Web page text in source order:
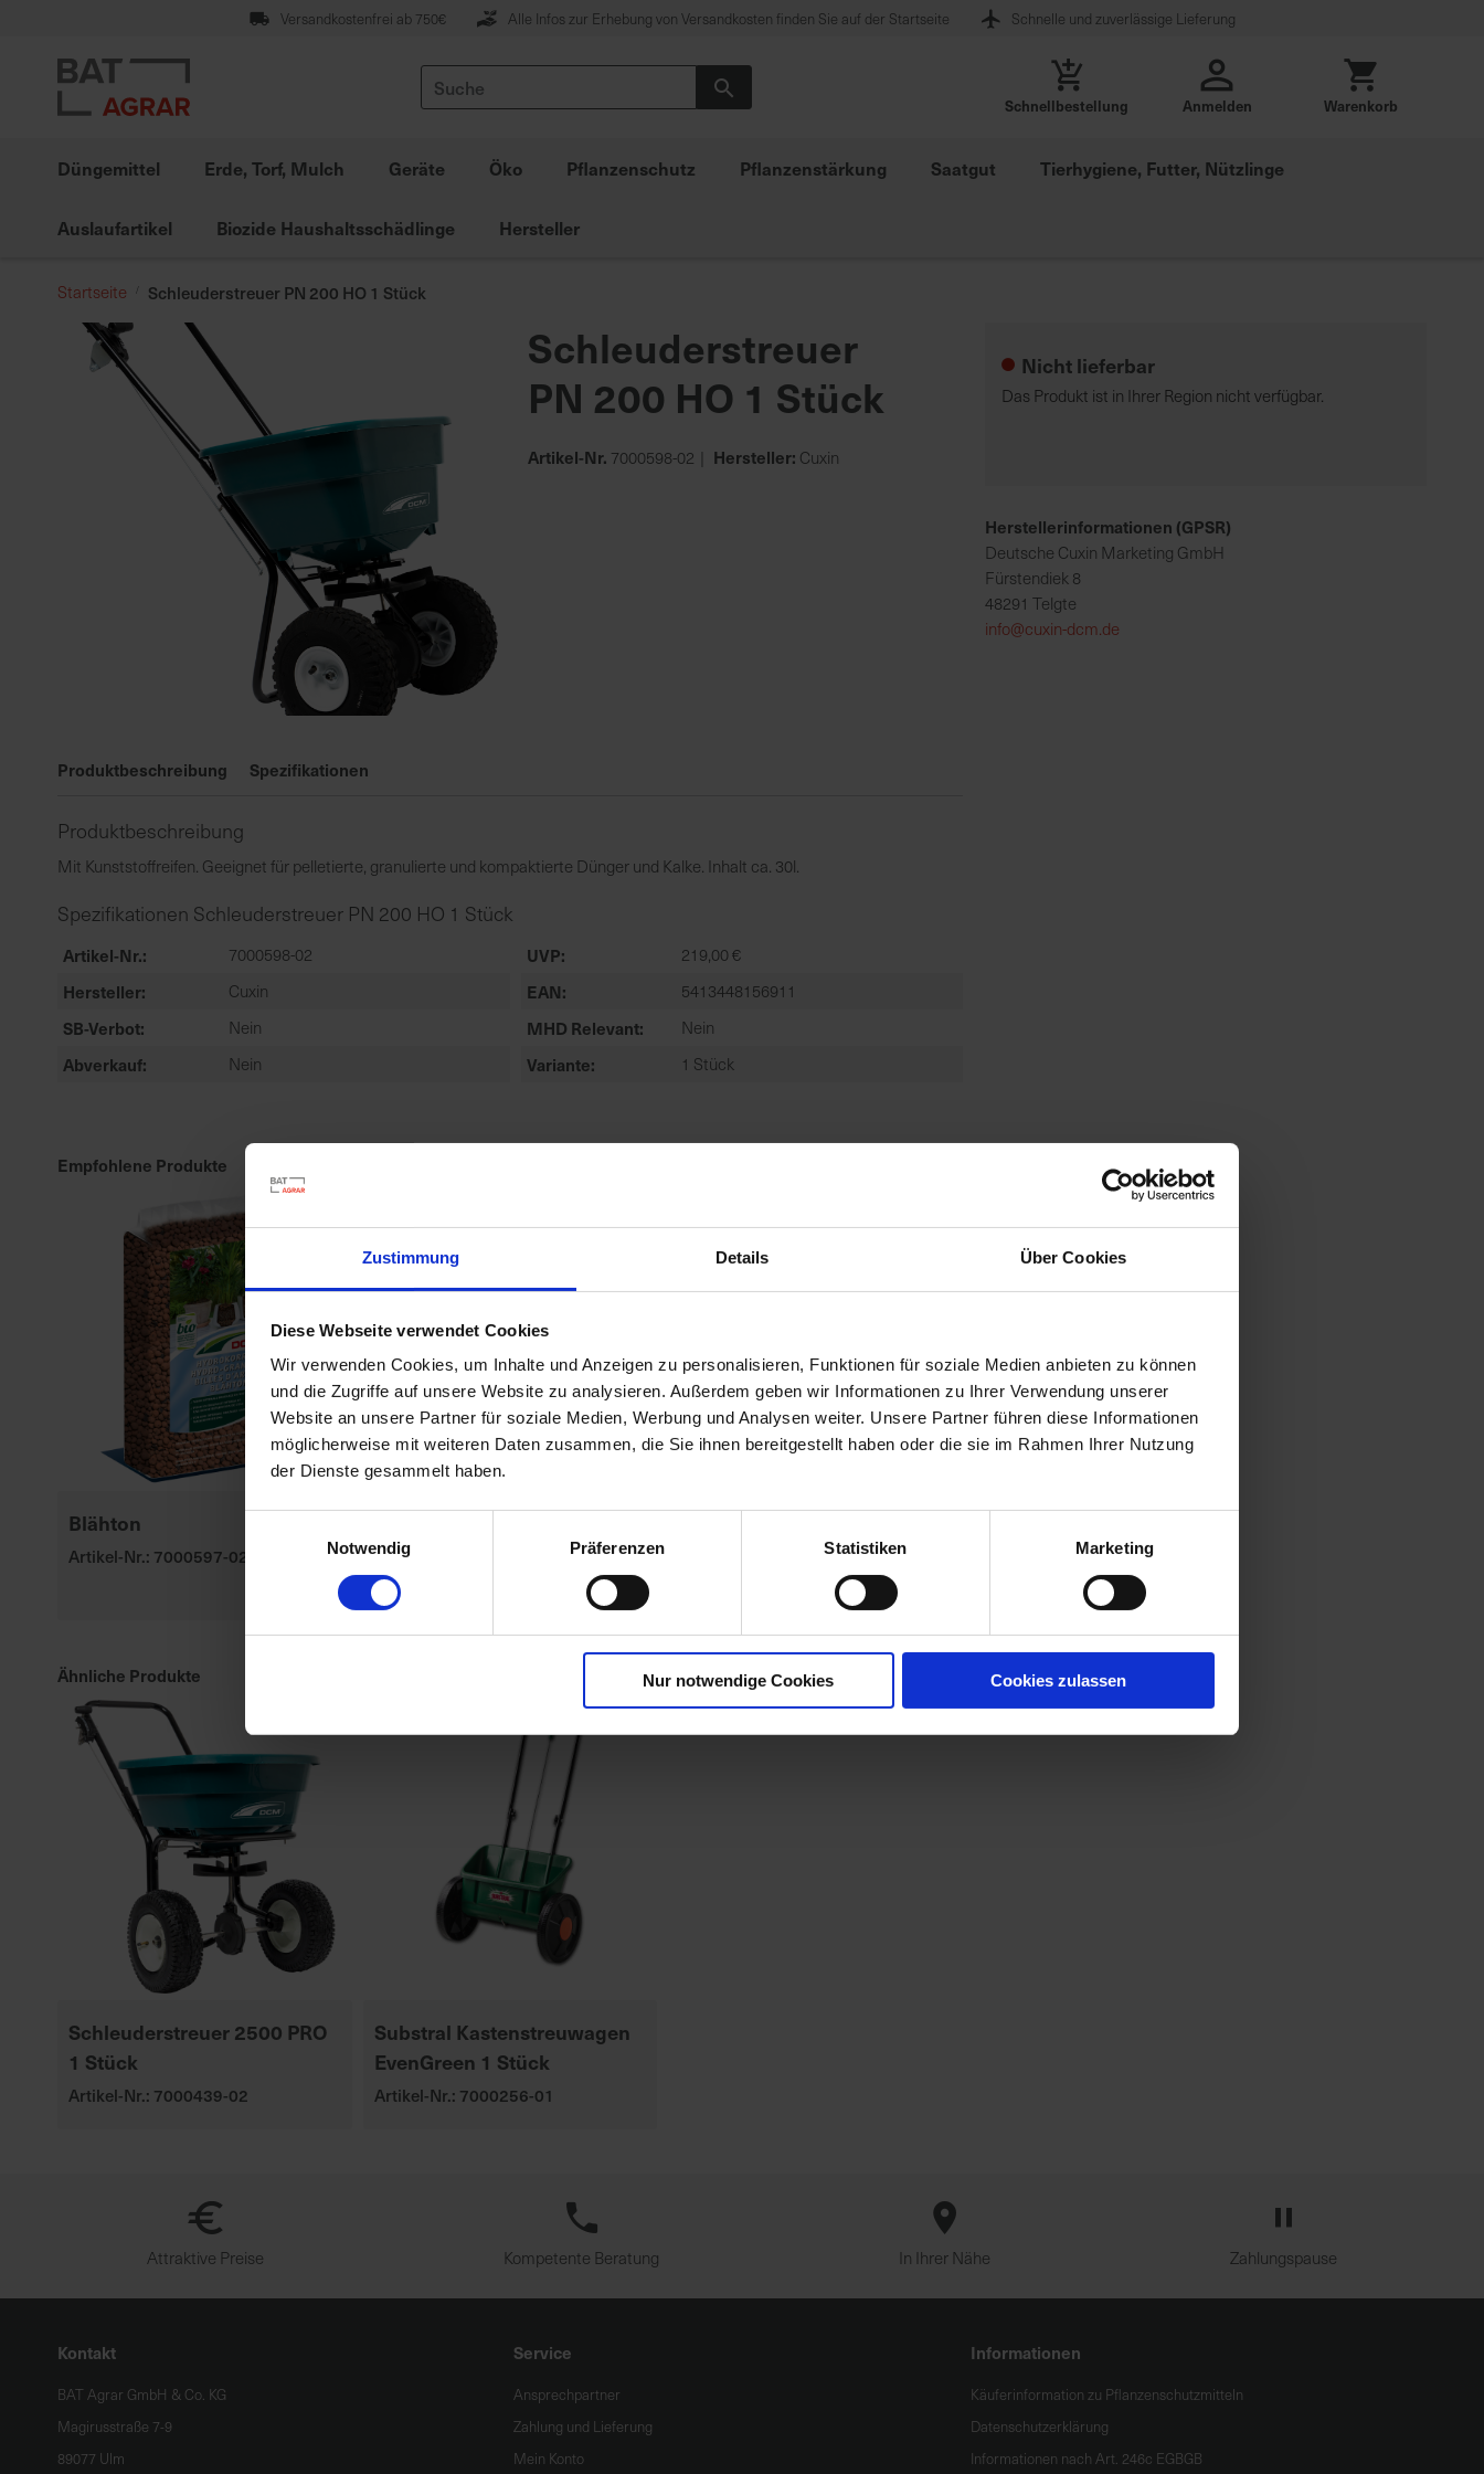
Zustimmung Details Über Cookies
Diese Webseite verwendet Cookies
Wir verwenden Cookies, um Inhalte und Anzeigen zu personalisieren, Funktionen für soziale Medien anbieten zu können
und die Zugriffe auf unsere Website zu analysieren. Außerdem geben wir Informationen zu Ihrer Verwendung unserer
Website an unsere Partner für soziale Medien, Werbung und Analysen weiter. Unsere Partner führen diese Informationen
möglicherweise mit weiteren Daten zusammen, die Sie ihnen bereitgestellt haben oder die sie im Rahmen Ihrer Nutzung
der Dienste gesammelt haben.
Notwendig
Präferenzen Statistiken Marketing
Nur notwendige Cookies Cookies zulassen
springen
Versandkostenfrei ab 750€ Alle Infos zur Erhebung von Versandkosten finden Sie auf der Startseite Schnelle und zuverlässige Lieferung
Suche
Schnellbestellung Anmelden Warenkorb
Düngemittel Erde, Torf, Mulch Geräte Öko Pflanzenschutz Pflanzenstärkung Saatgut Tierhygiene, Futter, Nützlinge
Auslaufartikel Biozide Haushaltsschädlinge Hersteller
Startseite Schleuderstreuer PN 200 HO 1 Stück
Zum
Ende
der
springen
Schleuderstreuer
PN 200 HO 1 Stück
Artikel-Nr. 7000598-02 Hersteller: Cuxin
Produktbeschreibung Spezifikationen
Produktbeschreibung
Mit Kunststoffreifen. Geeignet für pelletierte, granulierte und kompaktierte Dünger und Kalke. Inhalt ca. 30l.
Spezifikationen Schleuderstreuer PN 200 HO 1 Stück
Artikel-Nr. 7000598-02 UVP 219,00 €
Hersteller Cuxin EAN 5413448156911
SB-Verbot Nein MHD Relevant Nein
Abverkauf Nein Variante 1 Stück
Empfohlene Produkte
Blähton
Artikel-Nr.: 7000597-02-cfg
WespenTURBOSpray
Artikel-Nr.: 7000616-02-cfg
Ähnliche Produkte
Schleuderstreuer 2500 PRO
1 Stück
Artikel-Nr.: 7000439-02
Substral Kastenstreuwagen
EvenGreen 1 Stück
Artikel-Nr.: 7000256-01
Nicht lieferbar
Das Produkt ist in Ihrer Region nicht verfügbar.
Herstellerinformationen (GPSR)
Deutsche Cuxin Marketing GmbH
Fürstendiek 8
48291 Telgte
info@cuxin-dcm.de
Attraktive Preise Kompetente Beratung In Ihrer Nähe Zahlungspause
Kontakt
BAT Agrar GmbH & Co. KG
Magirusstraße 7-9
89077 Ulm
Service
Ansprechpartner
Zahlung und Lieferung
Mein Konto
Informationen
Käuferinformation zu Pflanzenschutzmitteln
Datenschutzerklärung
Informationen nach Art. 246c EGBGB